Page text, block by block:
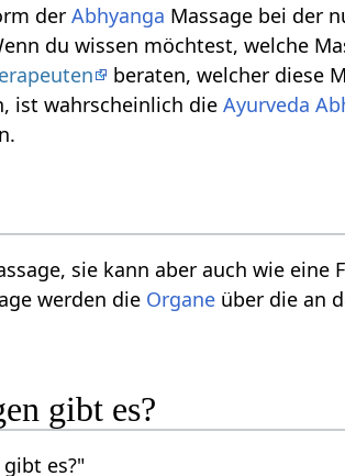
derAbhyanga Massage bei der
du wissen möchtest, welche
beraten, welcher diese
ist wahrscheinlich dieAyurveda
sie kann aber auch wie eine
werden die Organe über die an
gibt es?
es?"